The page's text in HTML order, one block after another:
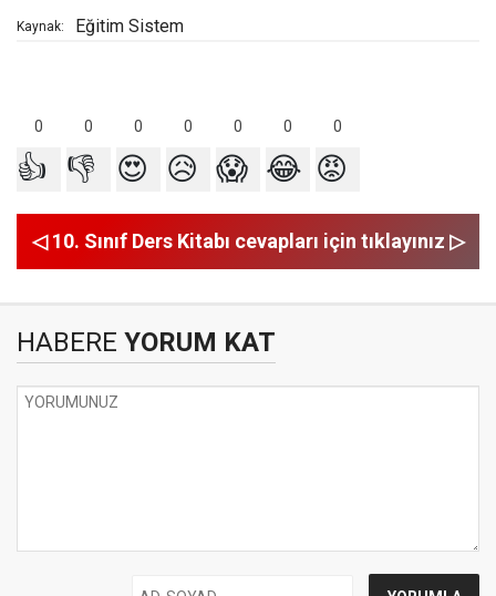
Kaynak: Eğitim Sistem
0 0 0 0 0 0 0
👍 👎 😍 😥 😱 😂 😡
◁ 10. Sınıf Ders Kitabı cevapları için tıklayınız ▷
HABERE YORUM KAT